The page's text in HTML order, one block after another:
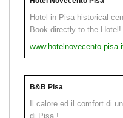
Hotel in Pisa historical
Book directly to the Hotel!
B&B Pisa
Il calore ed il comfort di
di Pisa !